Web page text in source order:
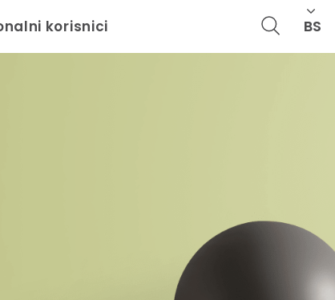
korisnici BS